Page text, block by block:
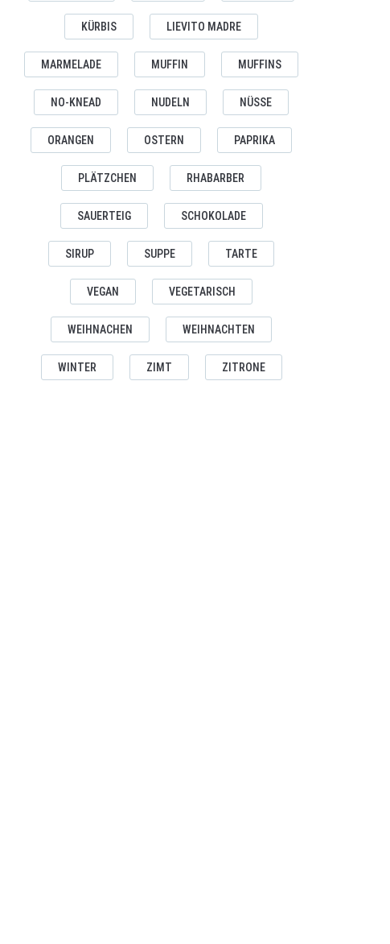
KÜRBIS LIEVITO MADRE
MARMELADE MUFFIN MUFFINS
NO-KNEAD NUDELN NÜSSE
ORANGEN OSTERN PAPRIKA
PLÄTZCHEN RHABARBER
SAUERTEIG SCHOKOLADE
SIRUP SUPPE TARTE
VEGAN VEGETARISCH
WEIHNACHEN WEIHNACHTEN
WINTER ZIMT ZITRONE